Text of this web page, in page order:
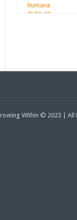
Within © 2023 | All